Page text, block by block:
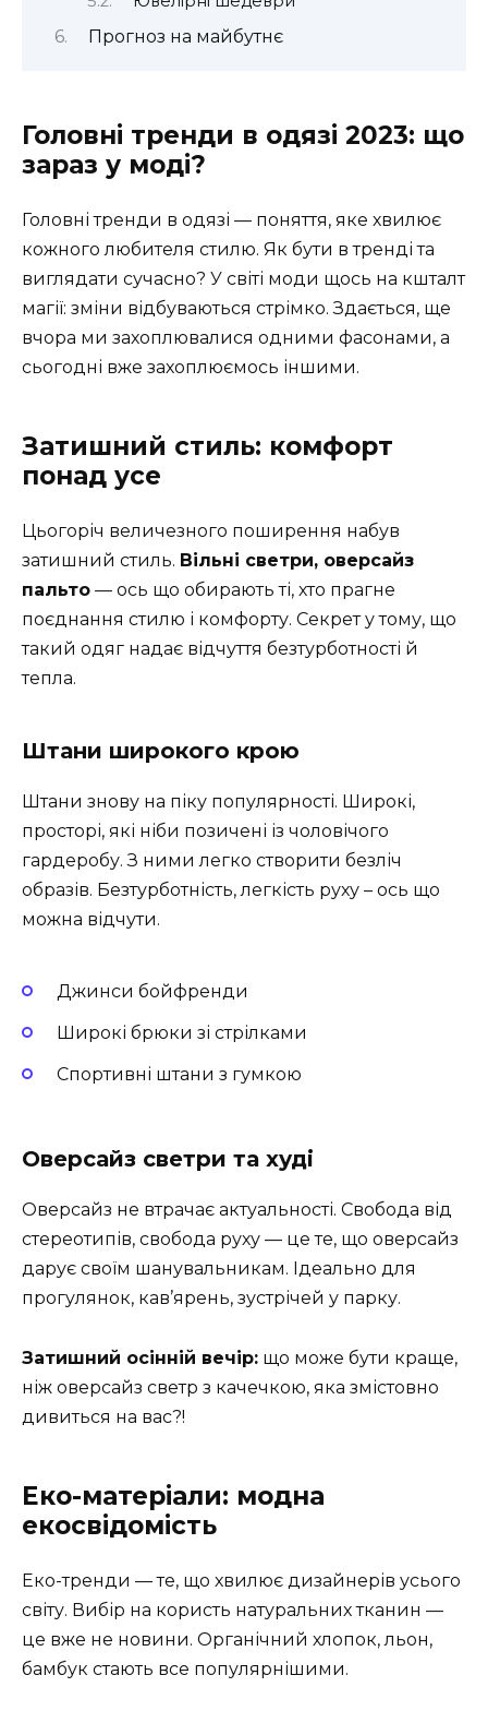
Прогноз на майбутнє
Головні тренди в одязі 2023: що
зараз у моді?
Головні тренди в одязі — поняття, яке хвилює
кожного любителя стилю. Як бути в тренді та
виглядати сучасно? У світі моди щось на кшталт
магії: зміни відбуваються стрімко. Здається, ще
вчора ми захоплювалися одними фасонами, а
сьогодні вже захоплюємось іншими.
Затишний стиль: комфорт
понад усе
Цьогоріч величезного поширення набув
затишний стиль. Вільні светри, оверсайз
пальто — ось що обирають ті, хто прагне
поєднання стилю і комфорту. Секрет у тому, що
такий одяг надає відчуття безтурботності й
тепла.
Штани широкого крою
Штани знову на піку популярності. Широкі,
просторі, які ніби позичені із чоловічого
гардеробу. З ними легко створити безліч
образів. Безтурботність, легкість руху – ось що
можна відчути.
Джинси бойфренди
Широкі брюки зі стрілками
Спортивні штани з гумкою
Оверсайз светри та худі
Оверсайз не втрачає актуальності. Свобода від
стереотипів, свобода руху — це те, що оверсайз
дарує своїм шанувальникам. Ідеально для
прогулянок, кав’ярень, зустрічей у парку.
Затишний осінній вечір: що може бути краще,
ніж оверсайз светр з качечкою, яка змістовно
дивиться на вас?!
Еко-матеріали: модна
екосвідомість
Еко-тренди — те, що хвилює дизайнерів усього
світу. Вибір на користь натуральних тканин —
це вже не новини. Органічний хлопок, льон,
бамбук стають все популярнішими.